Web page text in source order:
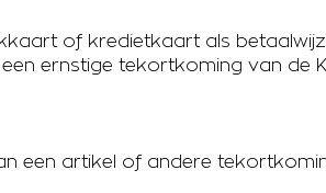
of kredietkaart als
ernstige tekortkoming van de
een artikel of andere